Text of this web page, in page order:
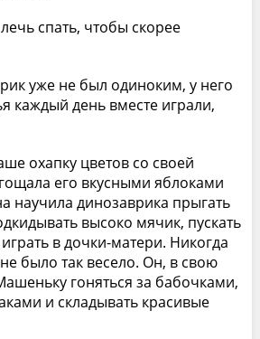
спать, чтобы скорее
уже не был одиноким, у него
каждый день вместе играли,
охапку цветов со своей
его вкусными яблоками
научила динозаврика прыгать
высоко мячик, пускать
в дочки-матери. Никогда
было так весело. Он, в свою
гоняться за бабочками,
и складывать красивые